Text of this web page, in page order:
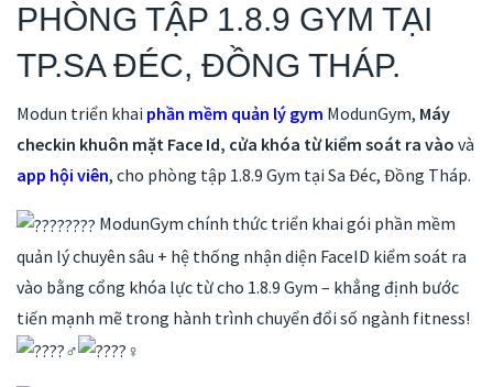
PHÒNG TẬP 1.8.9 GYM TẠI
TP.SA ĐÉC, ĐỒNG THÁP.
Modun triển khai phần mềm quản lý gym ModunGym, Máy
checkin khuôn mặt Face Id, cửa khóa từ kiểm soát ra vào và
app hội viên, cho phòng tập 1.8.9 Gym tại Sa Đéc, Đồng Tháp.
ModunGym chính thức triển khai gói phần mềm
quản lý chuyên sâu + hệ thống nhận diện FaceID kiểm soát ra
vào bằng cổng khóa lực từ cho 1.8.9 Gym – khẳng định bước
tiến mạnh mẽ trong hành trình chuyển đổi số ngành fitness!